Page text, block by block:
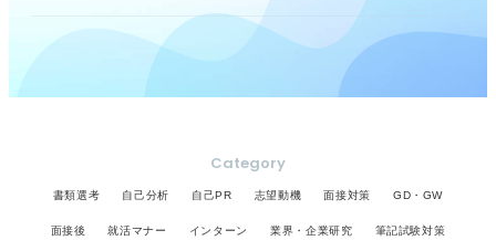
Category
書類選考 自己分析 自己PR 志望動機 面接対策 GD・GW
面接後 就活マナー インターン 業界・企業研究 筆記試験対策